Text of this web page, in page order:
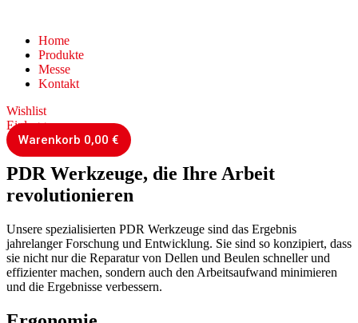
Home
Produkte
Messe
Kontakt
Wishlist
Einloggen
Warenkorb 0,00 €
PDR Werkzeuge, die Ihre Arbeit
revolutionieren
Unsere spezialisierten PDR Werkzeuge sind das Ergebnis
jahrelanger Forschung und Entwicklung. Sie sind so konzipiert, dass
sie nicht nur die Reparatur von Dellen und Beulen schneller und
effizienter machen, sondern auch den Arbeitsaufwand minimieren
und die Ergebnisse verbessern.